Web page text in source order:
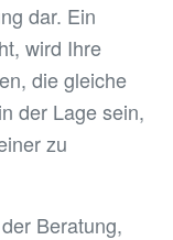
dar. Ein
wird Ihre
die gleiche
der Lage sein,
zu
der Beratung,